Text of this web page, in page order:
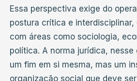
Essa perspectiva exige do
postura crítica e
com áreas como sociologia,
política. A norma jurídica,
um fim em si mesma, mas um
organização social que deve